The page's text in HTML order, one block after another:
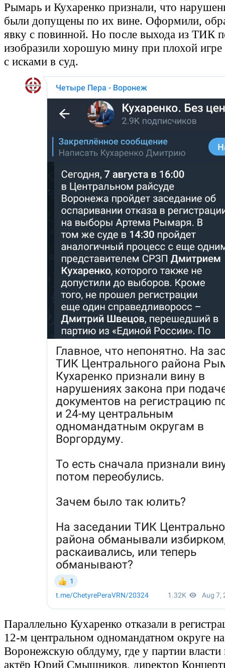
Рымарь и Кухаренко признали, что
были допущены по их вине. Оформили,
явку с повинной. Но после выхода из ТИК
изобразили хорошую мину при плохой игре
с исками в суд.
Параллельно Кухаренко отказали в
12-м центральном одномандатном округе
Воронежскую облдуму, где у партии
актёр Юрий Смышников, директор